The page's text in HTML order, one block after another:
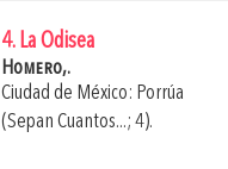
4. La Odisea
Homero,.
Ciudad de México: Porrúa
(Sepan Cuantos...; 4).